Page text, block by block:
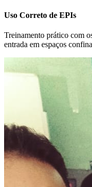
Uso Correto de EPIs
Treinamento prático com
entrada em espaços